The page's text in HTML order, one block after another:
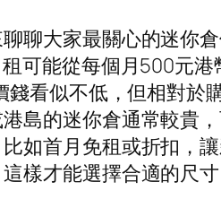
聊大家最關心的迷你
可能從每個月500元
錢看似不低，但相對於
島的迷你倉通常較貴
如首月免租或折扣，
樣才能選擇合適的尺寸